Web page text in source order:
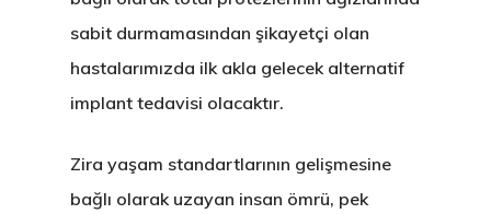
sabit durmamasından şikayetçi olan
hastalarımızda ilk akla gelecek alternatif
implant tedavisi olacaktır.
Zira yaşam standartlarının gelişmesine
bağlı olarak uzayan insan ömrü, pek